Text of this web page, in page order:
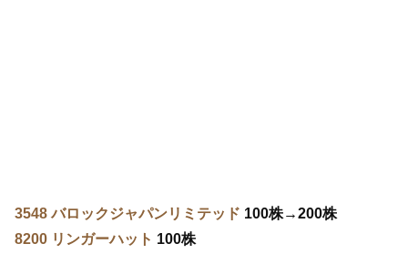
3548 バロックジャパンリミテッド 100株→200株
8200 リンガーハット 100株